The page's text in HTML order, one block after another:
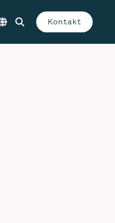
Kontakt